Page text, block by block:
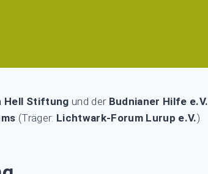
Hell Stiftung und der Budnianer Hilfe e.V.
(Träger: Lichtwark-Forum Lurup e.V.)